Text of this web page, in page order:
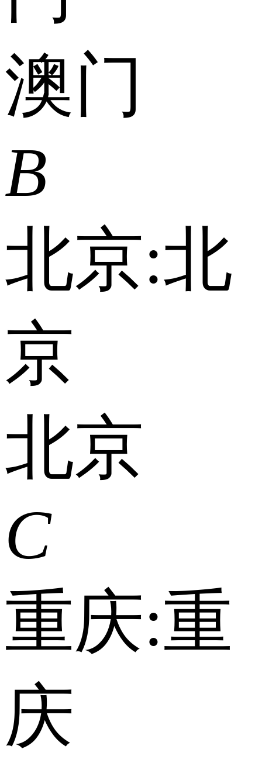
澳门
B
北京:北
京
北京
C
重庆:重
庆